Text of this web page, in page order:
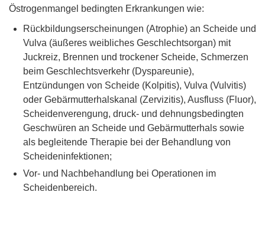
Östrogenmangel bedingten Erkrankungen wie:
Rückbildungserscheinungen (Atrophie) an Scheide und
Vulva (äußeres weibliches Geschlechtsorgan) mit
Juckreiz, Brennen und trockener Scheide, Schmerzen
beim Geschlechtsverkehr (Dyspareunie),
Entzündungen von Scheide (Kolpitis), Vulva (Vulvitis)
oder Gebärmutterhalskanal (Zervizitis), Ausfluss (Fluor),
Scheidenverengung, druck- und dehnungsbedingten
Geschwüren an Scheide und Gebärmutterhals sowie
als begleitende Therapie bei der Behandlung von
Scheideninfektionen;
Vor- und Nachbehandlung bei Operationen im
Scheidenbereich.